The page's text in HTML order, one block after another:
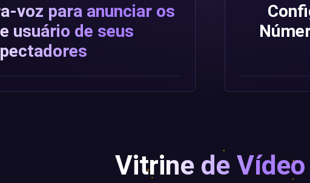
voz para anunciar os
usuário de seus
Vitrine de Vídeo